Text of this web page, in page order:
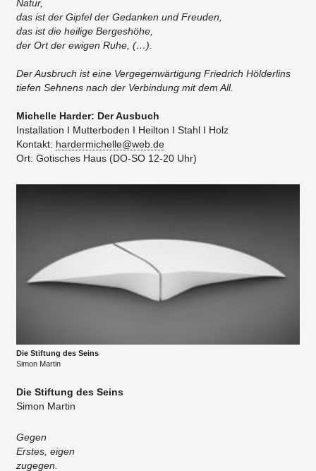
Natur,
das ist der Gipfel der Gedanken und Freuden,
das ist die heilige Bergeshöhe,
der Ort der ewigen Ruhe, (…).
Der Ausbruch ist eine Vergegenwärtigung Friedrich Hölderlins
tiefen Sehnens nach der Verbindung mit dem All.
Michelle Harder: Der Ausbuch
Installation I Mutterboden I Heilton I Stahl I Holz
Kontakt: hardermichelle@web.de
Ort: Gotisches Haus (DO-SO 12-20 Uhr)
Die Stiftung des Seins
Simon Martin
Die Stiftung des Seins
Simon Martin
Gegen
Erstes, eigen
zugegen.